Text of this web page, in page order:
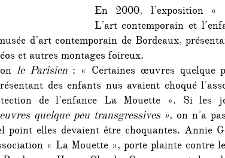
En 2000, l’exposition «
L’art contemporain et
d’art contemporain de Bordeaux,
et autres montages foireux.
le Parisien: « Certaines œuvres quelque
des enfants nus avaient choqué
de l’enfance La Mouette ». Si les
quelque peu transgressives », on n’a
point elles devaient être choquantes. Annie
« La Mouette », porte plainte contre